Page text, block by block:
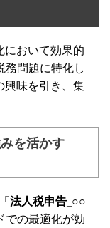
において効果的
務問題に特化し
興味を引き、集
を活かす
法人税申告_○○
での最適化が効